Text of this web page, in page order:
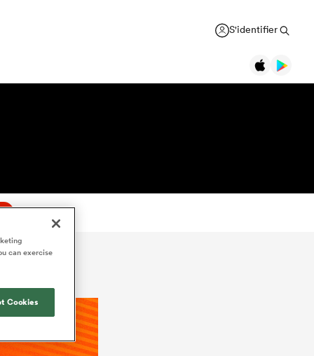
S'identifier
can exercise
Cookies